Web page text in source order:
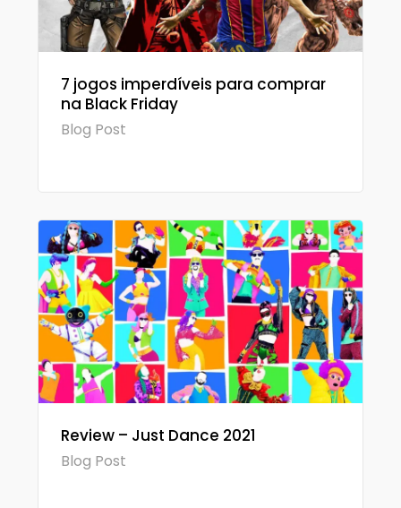
7 jogos imperdíveis para comprar
na Black Friday
Blog Post
Review – Just Dance 2021
Blog Post